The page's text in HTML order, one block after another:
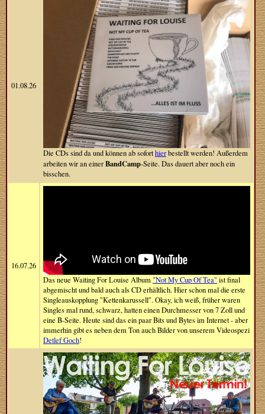
01.08.26
Die CDs sind da und können ab soforthierbestellt werden! Außerdem
arbeiten wir an einerBandCamp-Seite. Das dauert aber noch ein
bisschen.
16.07.26
Das neue Waiting For Louise Album "Not My Cup Of Tea" ist final
abgemischt und bald auch als CD erhältlich. Hier schon mal die erste
Singleauskopplung "Kettenkarussell". Okay, ich weiß, früher waren
Singles mal rund, schwarz, hatten einen Durchmesser von 7 Zoll und
eine B-Seite. Heute sind das ein paar Bits und Bytes im Internet - aber
immerhin gibt es neben dem Ton auch Bilder von unserem Videospezi
Detlef Goch!